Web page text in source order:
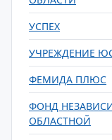
УСПЕХ
УЧРЕЖДЕНИЕ
ФЕМИДА ПЛЮС
ФОНД
ОБЛАСТНОЙ